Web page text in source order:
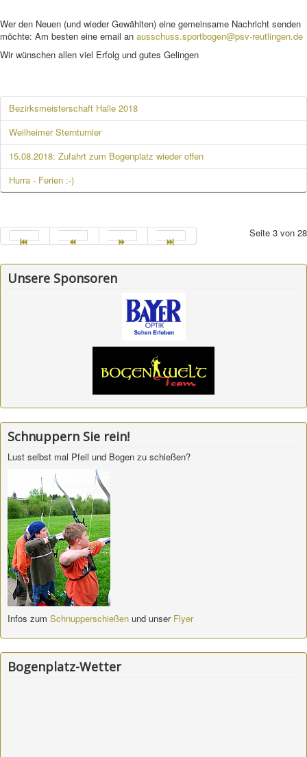
Wer den Neuen (und wieder Gewählten) eine gemeinsame Nachricht senden
möchte: Am besten eine email an ausschuss.sportbogen@psv-reutlingen.de
Wir wünschen allen viel Erfolg und gutes Gelingen
Bezirksmeisterschaft Halle 2018
Weilheimer Sternturnier
15.08.2018: Zufahrt zum Bogenplatz wieder offen
Hurra - Ferien :-)
Seite 3 von 28
Unsere Sponsoren
Schnuppern Sie rein!
Lust selbst mal Pfeil und Bogen zu schießen?
Infos zum Schnupperschießen und unser Flyer
Bogenplatz-Wetter